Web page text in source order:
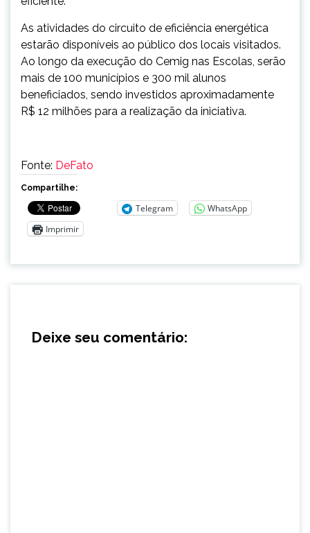
As atividades do circuito de eficiência energética
estarão disponíveis ao público dos locais visitados.
Ao longo da execução do Cemig nas Escolas, serão
mais de 100 municípios e 300 mil alunos
beneficiados, sendo investidos aproximadamente
R$ 12 milhões para a realização da iniciativa.
Fonte: DeFato
Compartilhe:
Telegram
WhatsApp
Imprimir
Deixe seu comentário: